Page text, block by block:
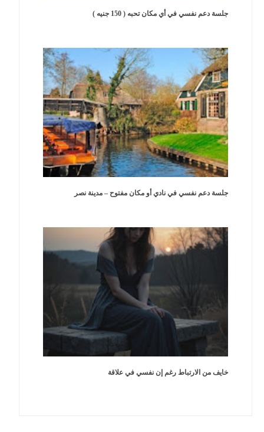
جلسة دعم نفسي في أي مكان تحبه ( 150 جنيه )
جلسة دعم نفسي في نادي أو مكان مفتوح – مدينة نصر
خايف من الارتباط رغم إن نفسي في علاقة